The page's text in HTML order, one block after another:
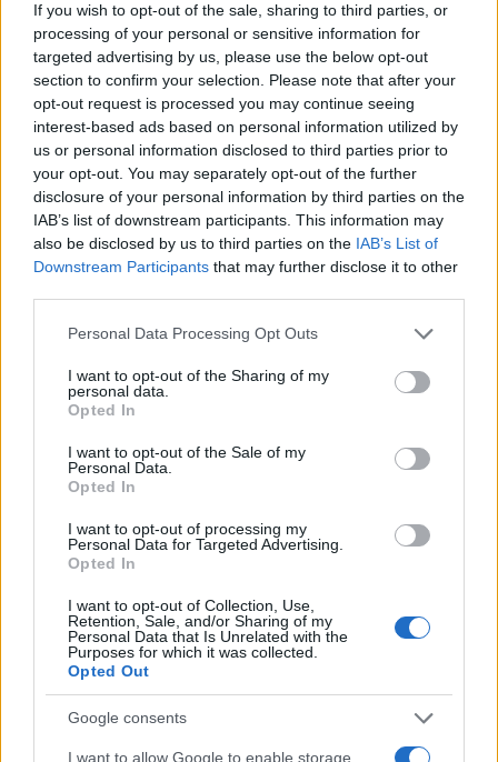
If you wish to opt-out of the sale, sharing to third parties, or
processing of your personal or sensitive information for
targeted advertising by us, please use the below opt-out
section to confirm your selection. Please note that after your
opt-out request is processed you may continue seeing
interest-based ads based on personal information utilized by
us or personal information disclosed to third parties prior to
your opt-out. You may separately opt-out of the further
disclosure of your personal information by third parties on the
IAB’s list of downstream participants. This information may
also be disclosed by us to third parties on the IAB’s List of
Downstream Participants that may further disclose it to other
Please note that this website/app uses one or more Google
not limited to your visit or usage behaviour. You may click to
grant or deny consent to Google and its third-party tags to
use your data for below specified purposes in below Google
consent section.
Personal Data Processing Opt Outs
I want to opt-out of the Sharing of my
personal data.
Opted In
I want to opt-out of the Sale of my
Personal Data.
Opted In
I want to opt-out of processing my
Personal Data for Targeted Advertising.
Opted In
I want to opt-out of Collection, Use,
Retention, Sale, and/or Sharing of my
Personal Data that Is Unrelated with the
Purposes for which it was collected.
Opted Out
Google consents
I want to allow Google to enable storage
AUTORE
Staff
Continua a leggere
NERD NEWS